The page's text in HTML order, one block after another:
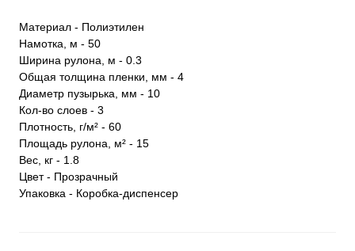
Материал - Полиэтилен
Намотка, м - 50
Ширина рулона, м - 0.3
Общая толщина пленки, мм - 4
Диаметр пузырька, мм - 10
Кол-во слоев - 3
Плотность, г/м² - 60
Площадь рулона, м² - 15
Вес, кг - 1.8
Цвет - Прозрачный
Упаковка - Коробка-диспенсер